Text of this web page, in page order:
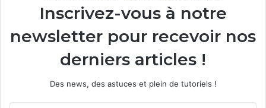
Inscrivez-vous à notre
newsletter pour recevoir nos
derniers articles !
Des news, des astuces et plein de tutoriels !